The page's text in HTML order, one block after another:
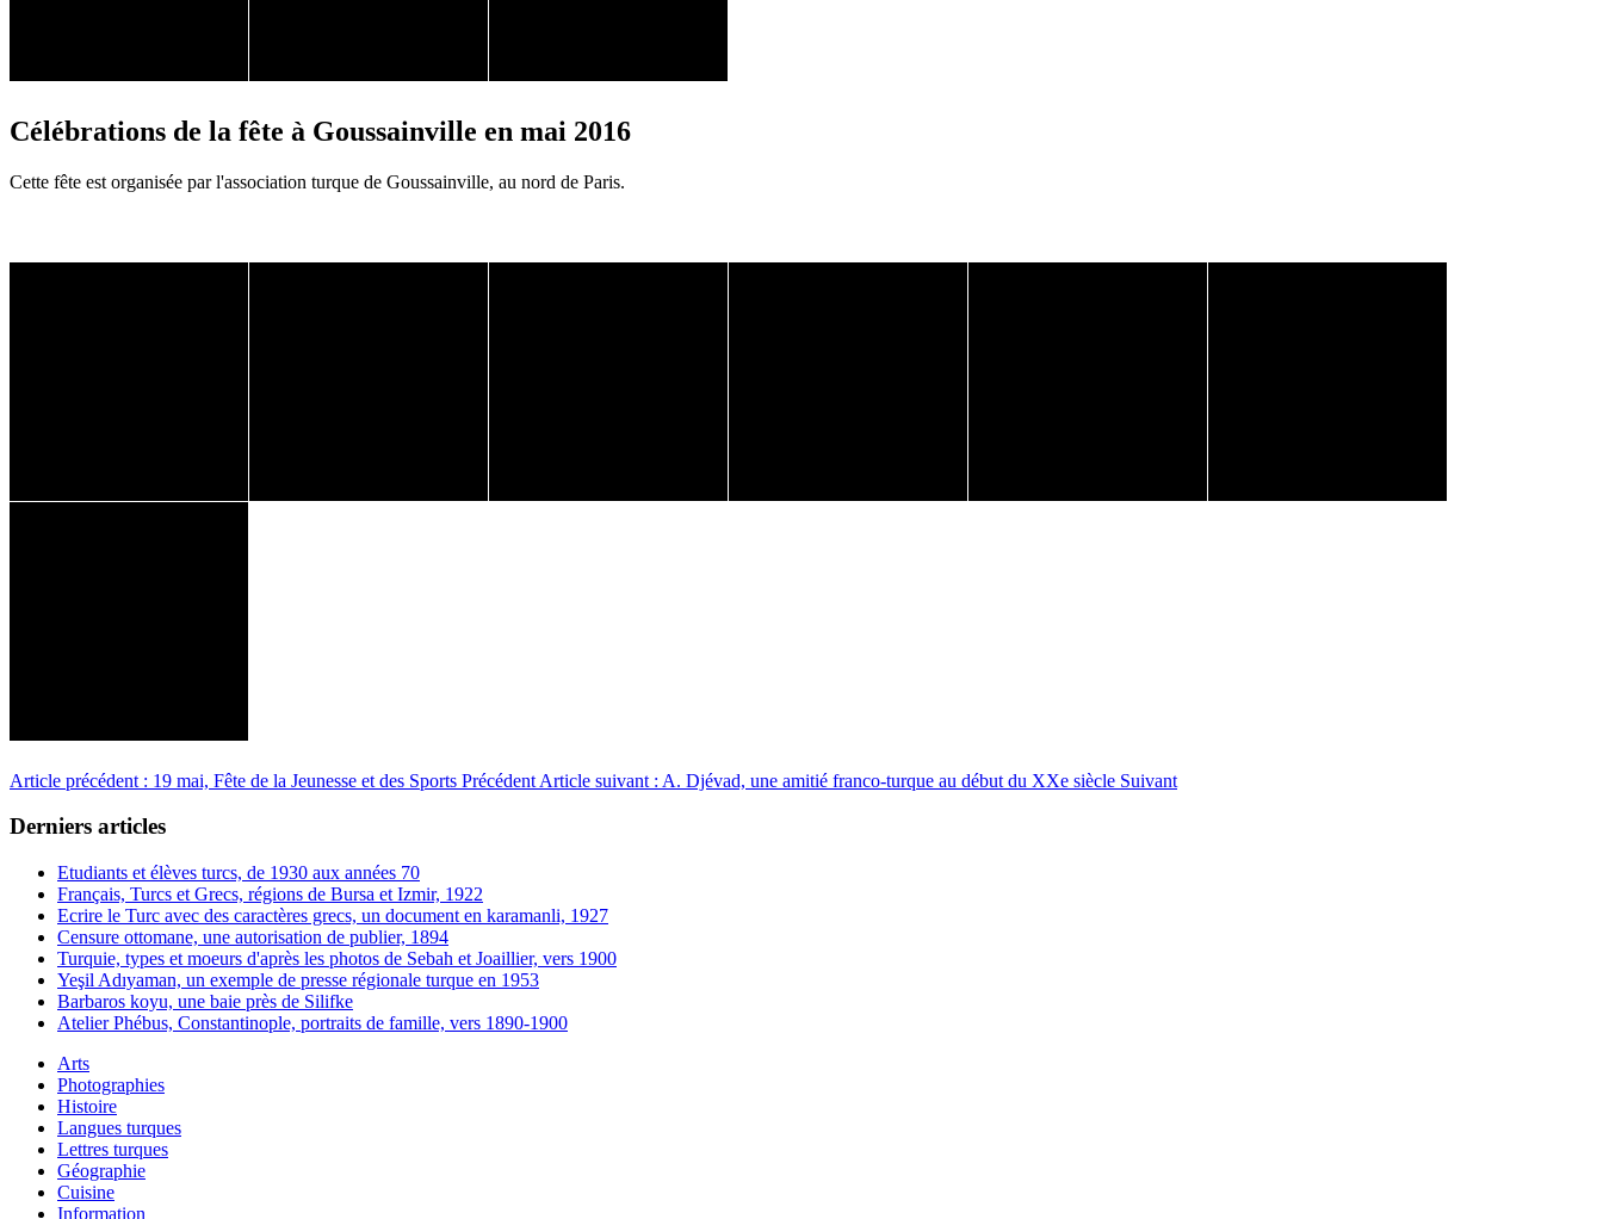
Célébrations de la fête à Goussainville en mai 2016
Cette fête est organisée par l'association turque de Goussainville, au nord de Paris.
Article précédent : 19 mai, Fête de la Jeunesse et des Sports Précédent Article suivant : A. Djévad, une amitié franco-turque au début du XXe siècle Suivant
Derniers articles
Etudiants et élèves turcs, de 1930 aux années 70
Français, Turcs et Grecs, régions de Bursa et Izmir, 1922
Ecrire le Turc avec des caractères grecs, un document en karamanli, 1927
Censure ottomane, une autorisation de publier, 1894
Turquie, types et moeurs d'après les photos de Sebah et Joaillier, vers 1900
Yeşil Adıyaman, un exemple de presse régionale turque en 1953
Barbaros koyu, une baie près de Silifke
Atelier Phébus, Constantinople, portraits de famille, vers 1890-1900
Arts
Photographies
Histoire
Langues turques
Lettres turques
Géographie
Cuisine
Information